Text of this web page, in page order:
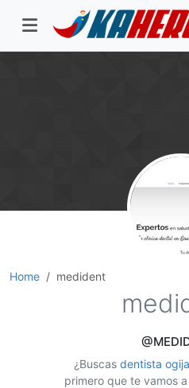
Home medident
¿Buscas dentista
primero que te vamos